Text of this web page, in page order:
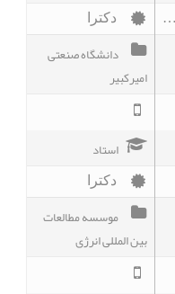
دکترا
دانشگاه صنعتی
امیرکبیر
استاد
دکترا
موسسه مطالعات
بین المللی انرژی